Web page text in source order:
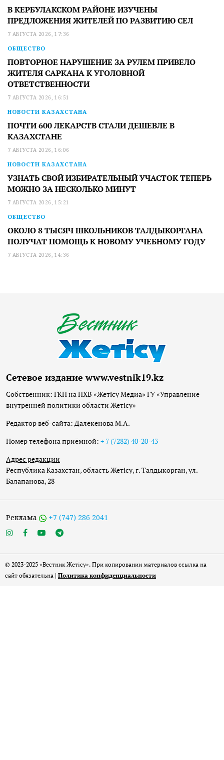
В КЕРБУЛАКСКОМ РАЙОНЕ ИЗУЧЕНЫ
ПРЕДЛОЖЕНИЯ ЖИТЕЛЕЙ ПО РАЗВИТИЮ СЕЛ
7 АВГУСТА 2026, 17:36
ОБЩЕСТВО
ПОВТОРНОЕ НАРУШЕНИЕ ЗА РУЛЕМ ПРИВЕЛО
ЖИТЕЛЯ САРКАНА К УГОЛОВНОЙ
ОТВЕТСТВЕННОСТИ
7 АВГУСТА 2026, 16:51
НОВОСТИ КАЗАХСТАНА
ПОЧТИ 600 ЛЕКАРСТВ СТАЛИ ДЕШЕВЛЕ В
КАЗАХСТАНЕ
7 АВГУСТА 2026, 16:06
НОВОСТИ КАЗАХСТАНА
УЗНАТЬ СВОЙ ИЗБИРАТЕЛЬНЫЙ УЧАСТОК ТЕПЕРЬ
МОЖНО ЗА НЕСКОЛЬКО МИНУТ
7 АВГУСТА 2026, 15:21
ОБЩЕСТВО
ОКОЛО 8 ТЫСЯЧ ШКОЛЬНИКОВ ТАЛДЫКОРГАНА
ПОЛУЧАТ ПОМОЩЬ К НОВОМУ УЧЕБНОМУ ГОДУ
7 АВГУСТА 2026, 14:36
Сетевое издание www.vestnik19.kz
Собственник: ГКП на ПХВ «Жетісу Медиа» ГУ «Управление
внутренней политики области Жетісу»
Редактор веб-сайта: Далекенова М.А.
Номер телефона приёмной: + 7 (7282) 40-20-43
Адрес редакции
Республика Казахстан, область Жетісу, г. Талдыкорган, ул.
Балапанова, 28
Реклама +7 (747) 286 2041
© 2023-2025 «Вестник Жетісу». При копировании материалов ссылка на
сайт обязательна | Политика конфиденциальности